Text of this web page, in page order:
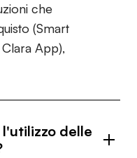
che
(Smart
App),
delle